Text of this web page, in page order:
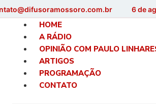
6 de
HOME
A RÁDIO
OPINIÃO COM PAULO
ARTIGOS
PROGRAMAÇÃO
CONTATO